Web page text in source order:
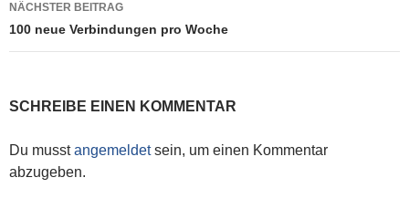
NÄCHSTER BEITRAG
100 neue Verbindungen pro Woche
SCHREIBE EINEN KOMMENTAR
Du musstangemeldetsein, um einen Kommentar
abzugeben.